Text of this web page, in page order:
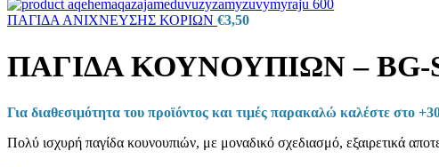
ΠΑΓΙΔΑ ΑΝΙΧΝΕΥΣΗΣ ΚΟΡΙΩΝ €3,50
ΠΑΓΙΔΑ ΚΟΥΝΟΥΠΙΩΝ – BG-
Για διαθεσιμότητα του προϊόντος και τιμές παρακαλώ καλέστε στο
Πολύ ισχυρή παγίδα κουνουπιών, με μοναδικό σχεδιασμό, εξαιρετικά